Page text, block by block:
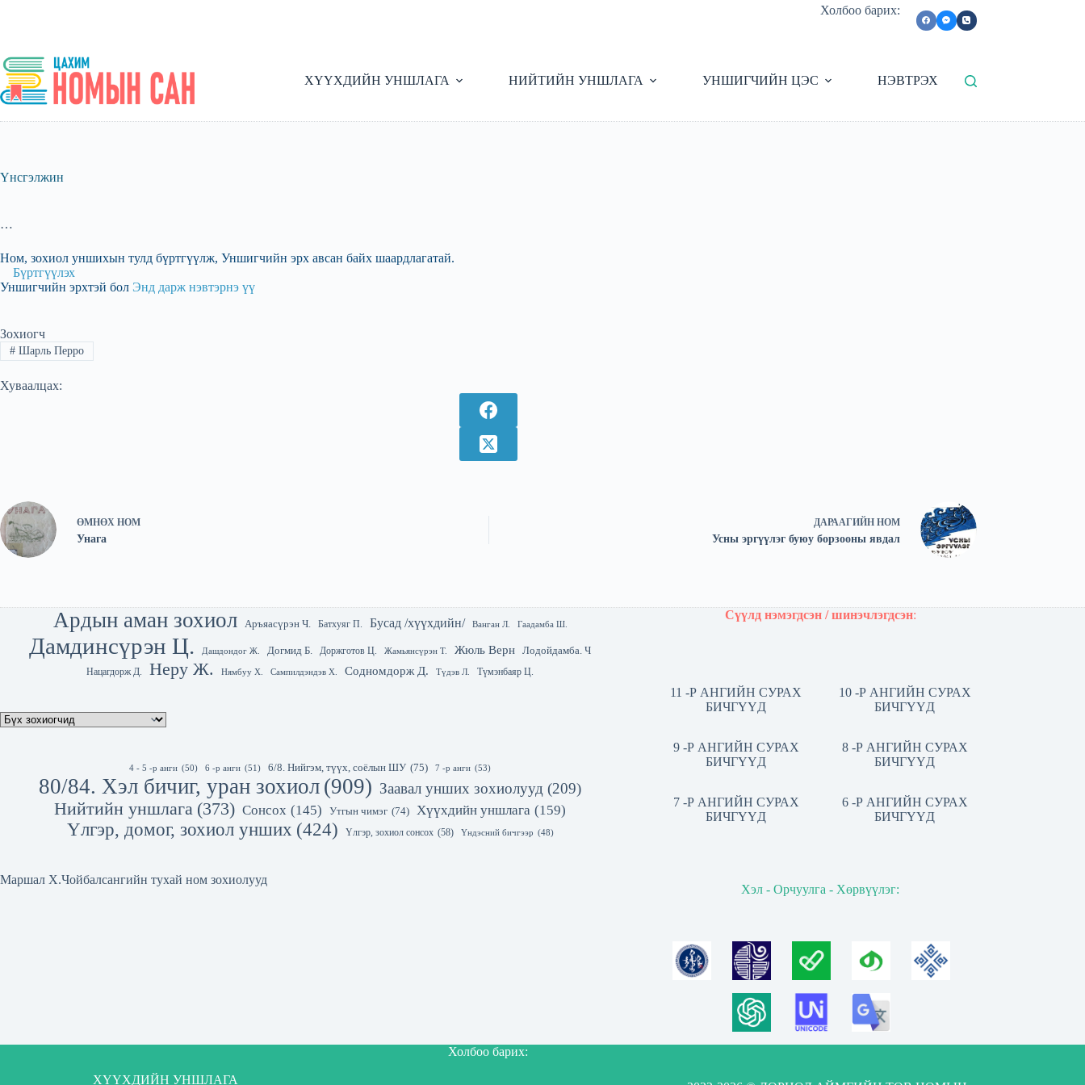
Холбоо барих:
ХҮҮХДИЙН УНШЛАГА НИЙТИЙН УНШЛАГА УНШИГЧИЙН ЦЭС НЭВТРЭХ
Үнсгэлжин
…
Ном, зохиол уншихын тулд бүртгүүлж, Уншигчийн эрх авсан байх шаардлагатай.
Бүртгүүлэх
Уншигчийн эрхтэй бол Энд дарж нэвтэрнэ үү
Зохиогч
#Шарль Перро
Хуваалцах:
ӨМНӨХ НОМ
Унага
ДАРААГИЙН НОМ
Усны эргүүлэг буюу борзооны явдал
Ардын аман зохиол Аръяасүрэн Ч. Батхуяг П. Бусад /хүүхдийн/ Ванган Л. Гаадамба Ш.
Дамдинсүрэн Ц. Дашдондог Ж. Догмид Б. Доржготов Ц. Жамьянсүрэн Т. Жюль Верн Лодойдамба. Ч
Нацагдорж Д. Неру Ж. Нямбуу Х. Сампилдэндэв Х. Содномдорж Д. Түдэв Л. Түмэнбаяр Ц.
4 - 5 -р анги (50) 6 -р анги (51) 6/8. Нийгэм, түүх, соёлын ШУ (75) 7 -р анги (53)
80/84. Хэл бичиг, уран зохиол (909) Заавал унших зохиолууд (209)
Нийтийн уншлага (373) Сонсох (145) Утгын чимэг (74) Хүүхдийн уншлага (159)
Үлгэр, домог, зохиол унших (424) Үлгэр, зохиол сонсох (58) Үндэсний бичгээр (48)
Маршал Х.Чойбалсангийн тухай ном зохиолууд
Сүүлд нэмэгдсэн / шинэчлэгдсэн:
11 -Р АНГИЙН СУРАХ
БИЧГҮҮД
10 -Р АНГИЙН СУРАХ
БИЧГҮҮД
9 -Р АНГИЙН СУРАХ
БИЧГҮҮД
8 -Р АНГИЙН СУРАХ
БИЧГҮҮД
7 -Р АНГИЙН СУРАХ
БИЧГҮҮД
6 -Р АНГИЙН СУРАХ
БИЧГҮҮД
Хэл - Орчуулга - Хөрвүүлэг:
ХҮҮХДИЙН УНШЛАГА
Холбоо барих: